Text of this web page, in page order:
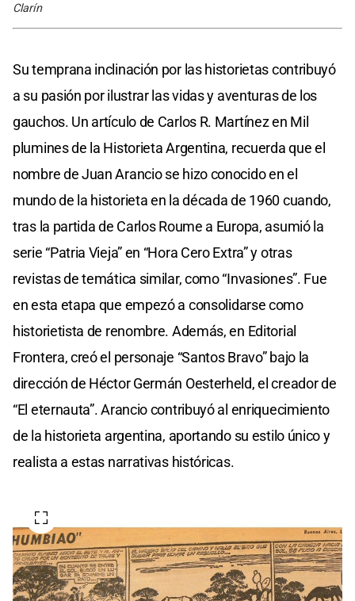
Clarín
Su temprana inclinación por las historietas contribuyó
a su pasión por ilustrar las vidas y aventuras de los
gauchos. Un artículo de Carlos R. Martínez en Mil
plumines de la Historieta Argentina, recuerda que el
nombre de Juan Arancio se hizo conocido en el
mundo de la historieta en la década de 1960 cuando,
tras la partida de Carlos Roume a Europa, asumió la
serie “Patria Vieja” en “Hora Cero Extra” y otras
revistas de temática similar, como “Invasiones”. Fue
en esta etapa que empezó a consolidarse como
historietista de renombre. Además, en Editorial
Frontera, creó el personaje “Santos Bravo” bajo la
dirección de Héctor Germán Oesterheld, el creador de
“El eternauta”. Arancio contribuyó al enriquecimiento
de la historieta argentina, aportando su estilo único y
realista a estas narrativas históricas.